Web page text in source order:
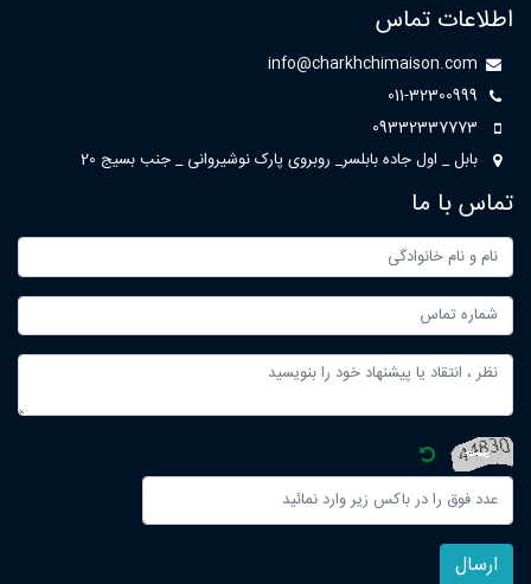
اطلاعات تماس
info@charkhchimaison.com
011-32300999
09332337773
بابل _ اول جاده بابلسر_ روبروی پارک نوشیروانی _ جنب بسیج 20
تماس با ما
ارسال